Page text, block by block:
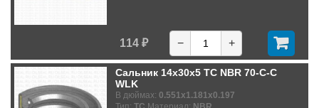
114 ₽ − +
Сальник 14x30x5 TC NBR 70-C-C
WLK
В дюймах: 0.551x1.181x0.197